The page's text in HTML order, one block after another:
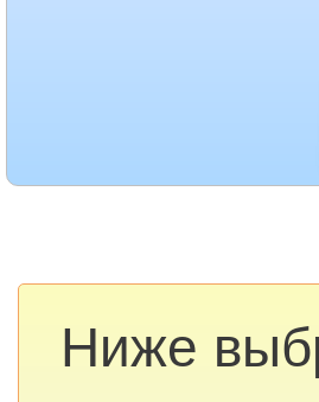
Ниже